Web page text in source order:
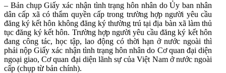
– Bản chụp Giấy xác nhận tình trạng hôn nhân do Ủy ban nhân
dân cấp xã có thẩm quyền cấp trong trường hợp người yêu cầu
đăng ký kết hôn không đăng ký thường trú tại địa bàn xã làm thủ
tục đăng ký kết hôn. Trường hợp người yêu cầu đăng ký kết hôn
đang công tác, học tập, lao động có thời hạn ở nước ngoài thì
phải nộp Giấy xác nhận tình trạng hôn nhân do Cơ quan đại diện
ngoại giao, Cơ quan đại diện lãnh sự của Việt Nam ở nước ngoài
cấp (chụp từ bản chính).